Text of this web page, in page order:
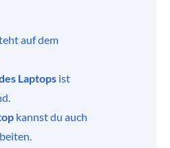
auf dem
Laptops ist
kannst du auch